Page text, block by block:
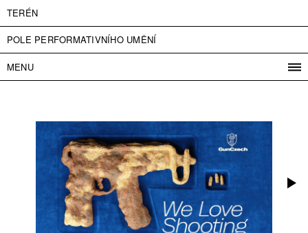
TERÉN
POLE PERFORMATIVNÍHO UMĚNÍ
MENU
KONTAKT
O NÁS